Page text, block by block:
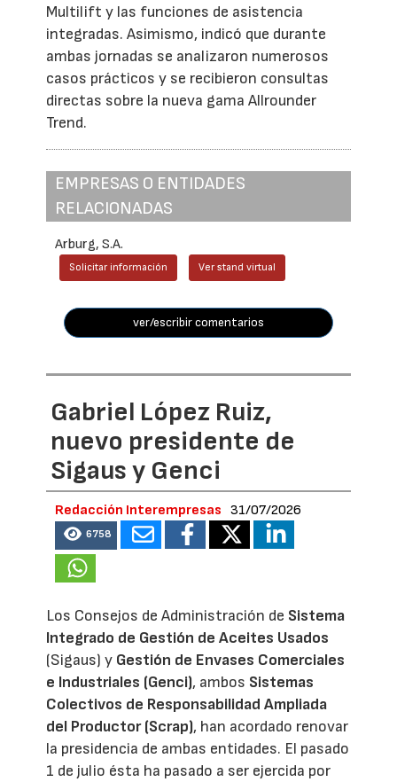
Multilift y las funciones de asistencia
integradas. Asimismo, indicó que durante
ambas jornadas se analizaron numerosos
casos prácticos y se recibieron consultas
directas sobre la nueva gama Allrounder
Trend.
EMPRESAS O ENTIDADES
RELACIONADAS
Arburg, S.A.
Solicitar información Ver stand virtual
ver/escribir comentarios
Gabriel López Ruiz,
nuevo presidente de
Sigaus y Genci
Redacción Interempresas 31/07/2026
6758
Los Consejos de Administración de Sistema
Integrado de Gestión de Aceites Usados
(Sigaus) y Gestión de Envases Comerciales
e Industriales (Genci), ambos Sistemas
Colectivos de Responsabilidad Ampliada
del Productor (Scrap), han acordado renovar
la presidencia de ambas entidades. El pasado
1 de julio ésta ha pasado a ser ejercida por